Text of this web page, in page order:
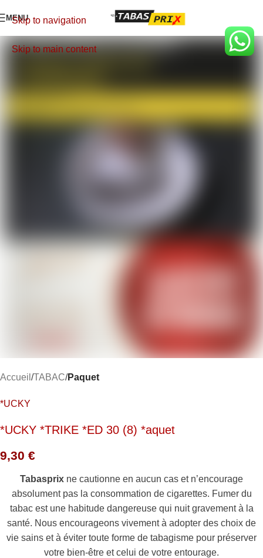
Skip to navigation
Skip to main content
MENU
Accueil TABAC Paquet
*UCKY
*UCKY *TRIKE *ED 30 (8) *aquet
9,30 €
Tabasprix ne cautionne en aucun cas et n’encourage
absolument pas la consommation de cigarettes. Fumer du
tabac est une habitude dangereuse qui nuit gravement à la
santé. Nous encourageons vivement à adopter des choix de
vie sains et à éviter toute forme de tabagisme pour préserver
votre bien-être et celui de votre entourage.